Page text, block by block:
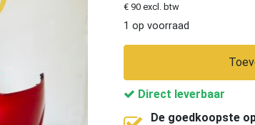
€ 90 excl. btw
1 op voorraad
Direct leverbaar
De goedkoopste